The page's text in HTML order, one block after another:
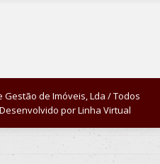
Gestão de Imóveis, Lda / Todos
porLinha Virtual